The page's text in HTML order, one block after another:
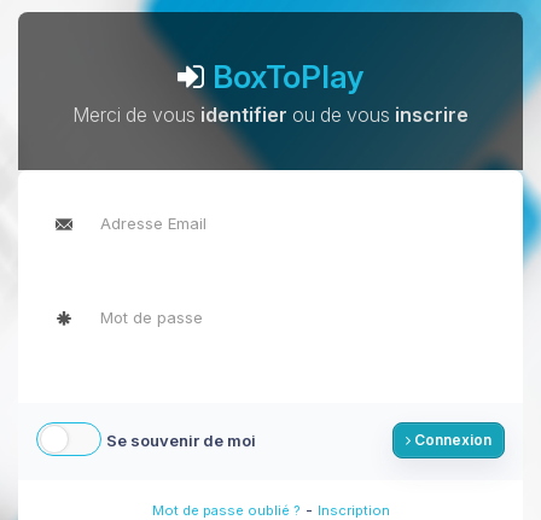
BoxToPlay
Merci de vous identifier ou de vous inscrire
Se souvenir de moi Connexion
Mot de passe oublié ? - Inscription